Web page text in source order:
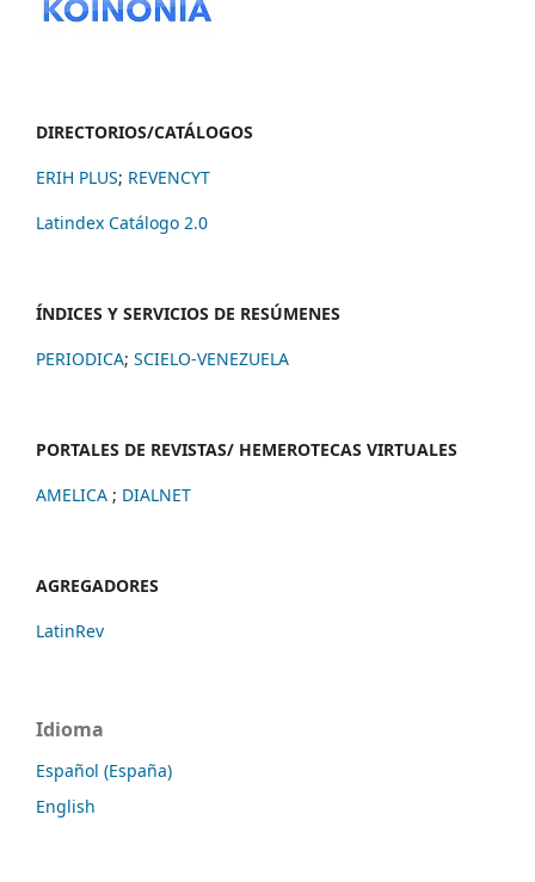
DIRECTORIOS/CATÁLOGOS
ERIH PLUS; REVENCYT
Latindex Catálogo 2.0
ÍNDICES Y SERVICIOS DE RESÚMENES
PERIODICA; SCIELO-VENEZUELA
PORTALES DE REVISTAS/ HEMEROTECAS VIRTUALES
AMELICA ; DIALNET
AGREGADORES
LatinRev
Idioma
Español (España)
English